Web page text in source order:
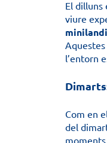
El dilluns
viure
l’entorn
Com en
del